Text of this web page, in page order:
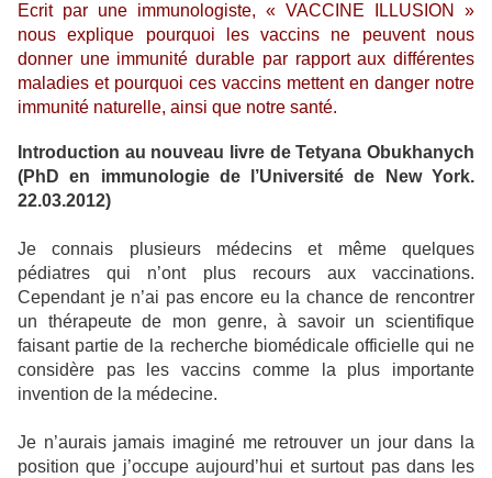
Ecrit par une immunologiste, « VACCINE ILLUSION »
nous explique pourquoi les vaccins ne peuvent nous
donner une immunité durable par rapport aux différentes
maladies et pourquoi ces vaccins mettent en danger notre
immunité naturelle, ainsi que notre santé.
Introduction au nouveau livre deTetyana Obukhanych
(PhD en immunologie de l’Université de New York.
22.03.2012)
Je connais plusieurs médecins et même quelques
pédiatres qui n’ont plus recours aux vaccinations.
Cependant je n’ai pas encore eu la chance de rencontrer
un thérapeute de mon genre, à savoir un scientifique
faisant partie de la recherche biomédicale officielle qui ne
considère pas les vaccins comme la plus importante
invention de la médecine.
Je n’aurais jamais imaginé me retrouver un jour dans la
position que j’occupe aujourd’hui et surtout pas dans les